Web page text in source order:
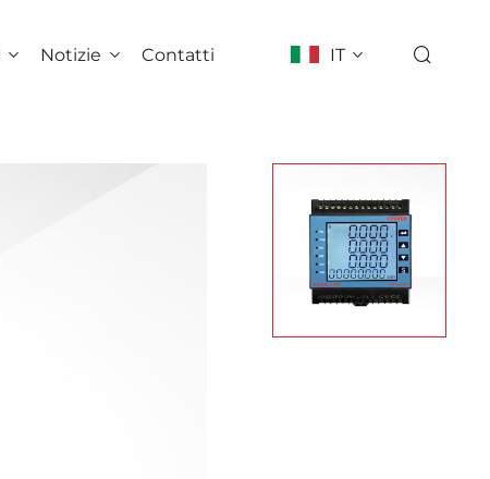
IT
Notizie Contatti